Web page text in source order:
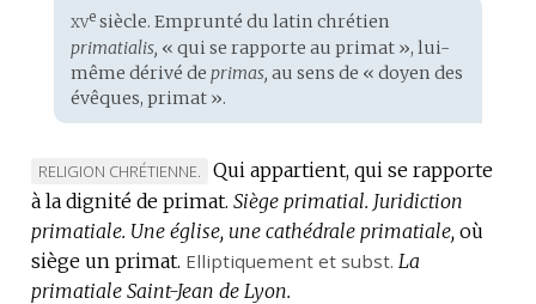
Étymologie
:
xvesiècle. Emprunté du latin chrétien
primatialis, « qui se rapporte au primat », lui-
même dérivé de primas, au sens de « doyen des
évêques, primat ».
MARQUE
DE
DOMAINE
:
RELIGION CHRÉTIENNE.
Qui appartient, qui se rapporte
à la dignité de primat. Siège primatial. Juridiction
primatiale. Une église, une cathédrale primatiale, où
siège un primat. Elliptiquement et subst. La
primatiale Saint-Jean de Lyon.